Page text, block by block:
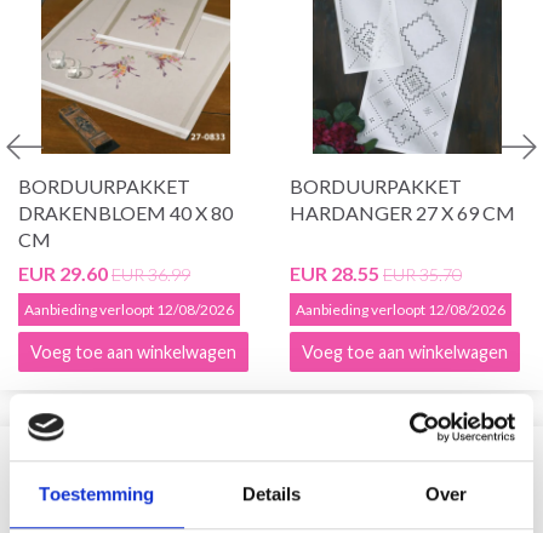
Toestemming Details Over
BORDUURPAKKET
DRAKENBLOEM 40 X 80
CM
EUR 29.60EUR 36.99
Aanbieding verloopt 12/08/2026
Voeg toe aan winkelwagen
BORDUURPAKKET
HARDANGER 27 X 69 CM
EUR 28.55 EUR 35.70
Aanbieding verloopt 12/08/2026
Voeg toe aan winkelwagen
VERGELIJKBAAR MET DIT
19% korting